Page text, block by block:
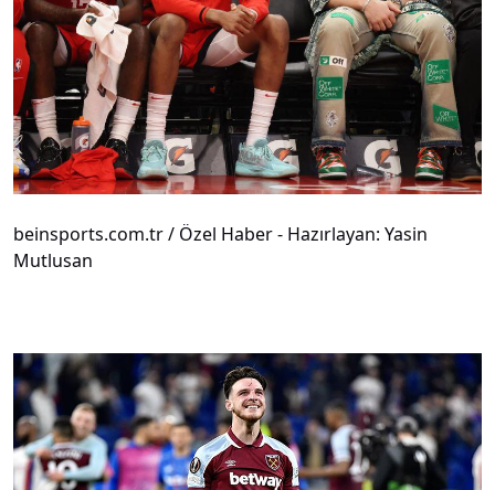
beinsports.com.tr / Özel Haber - Hazırlayan: Yasin
Mutlusan